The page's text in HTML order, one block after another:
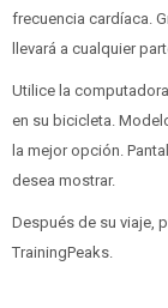
frecuencia cardíaca.
llevará a cualquier
Utilice la
en su bicicleta.
la mejor opción.
desea mostrar.
Después de su viaje,
TrainingPeaks.